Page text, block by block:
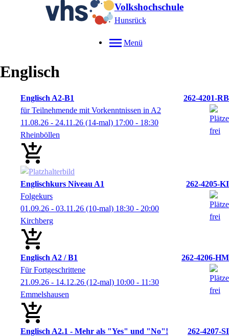
Volkshochschule
Hunsrück
Menü
Englisch
Englisch A2-B1
262-4201-RB
für Teilnehmende mit Vorkenntnissen in A2
11.08.26 - 24.11.26 (14-mal) 17:00 - 18:30
Rheinböllen
Englischkurs Niveau A1
262-4205-KI
Folgekurs
01.09.26 - 03.11.26 (10-mal) 18:30 - 20:00
Kirchberg
Englisch A2 / B1
262-4206-HM
Für Fortgeschrittene
21.09.26 - 14.12.26 (12-mal) 10:00 - 11:30
Emmelshausen
Englisch A2.1 - Mehr als "Yes" und "No"!
262-4207-SI